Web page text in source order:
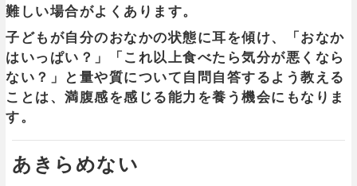
難しい場合がよくあります。
子どもが自分のおなかの状態に耳を傾け、「おなか
はいっぱい？」「これ以上食べたら気分が悪くなら
ない？」と量や質について自問自答するよう教える
ことは、満腹感を感じる能力を養う機会にもなりま
す。
あきらめない